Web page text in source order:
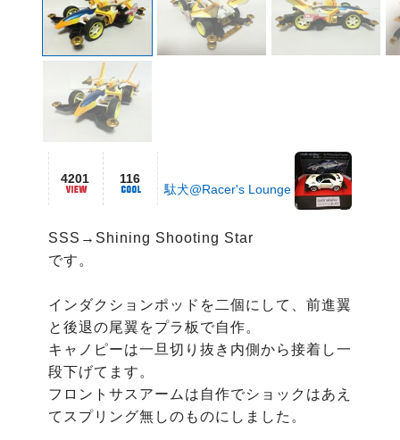
4201 116
駄犬@Racer's Lounge
SSS→Shining Shooting Star
です。
インダクションポッドを二個にして、前進翼
と後退の尾翼をプラ板で自作。
キャノピーは一旦切り抜き内側から接着し一
段下げてます。
フロントサスアームは自作でショックはあえ
てスプリング無しのものにしました。